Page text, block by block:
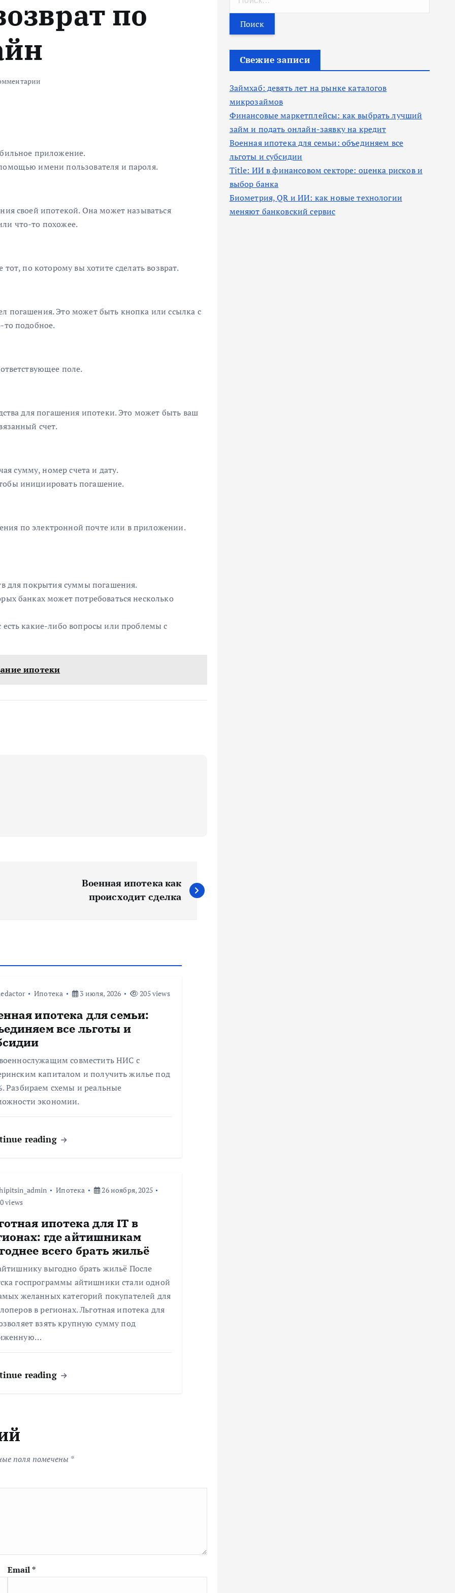
по
приложение.
имени пользователя и пароля.
своей ипотекой. Она может называться
что-то похожее.
по которому вы хотите сделать возврат.
погашения. Это может быть кнопка или ссылка с
то подобное.
поле.
для погашения ипотеки. Это может быть ваш
счет.
сумму, номер счета и дату.
инициировать погашение.
по электронной почте или в приложении.
для покрытия суммы погашения.
банках может потребоваться несколько
какие-либо вопросы или проблемы с
ипотеки
Военная ипотека как
происходит сделка
Ипотека 3 июля, 2026 205 views
ипотека для семьи:
все льготы и
совместить НИС с
капиталом и получить жилье под
Разбираем схемы и реальные
экономии.
reading
Ипотека
26 ноября, 2025
views
ипотека для IT в
где айтишникам
всего брать жильё
выгодно брать жильё После
госпрограммы айтишники стали одной
желанных категорий покупателей для
в регионах. Льготная ипотека для
взять крупную сумму под
reading
поля помечены *
Email *
т
и
Свежие записи
Займхаб: девять лет на рынке каталогов
микрозаймов
Финансовые маркетплейсы: как выбрать лучший
займ и подать онлайн-заявку на кредит
Военная ипотека для семьи: объединяем все
льготы и субсидии
Title: ИИ в финансовом секторе: оценка рисков и
выбор банка
Биометрия, QR и ИИ: как новые технологии
меняют банковский сервис